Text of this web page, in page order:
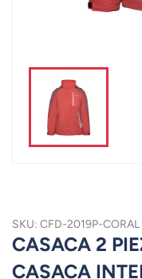
SKU: CFD-2019P-CORAL
CASACA 2
CASACA